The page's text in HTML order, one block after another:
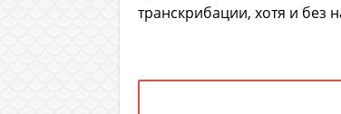
транскрибации, хотя и без